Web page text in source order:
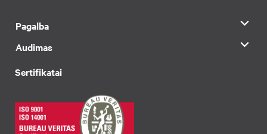
Pagalba
Audimas
Sertifikatai